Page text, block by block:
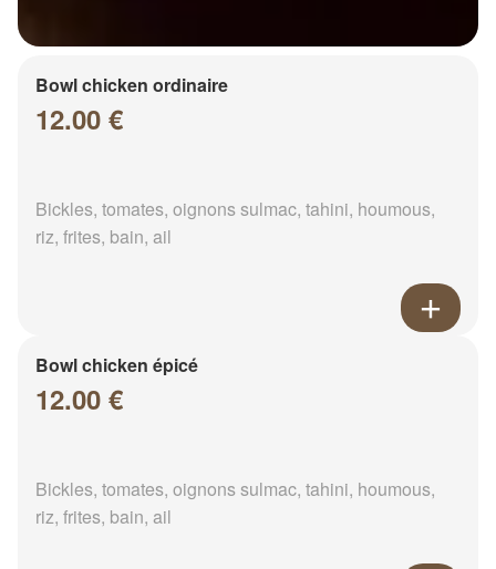
Bowl chicken ordinaire
12.00 €
Bickles, tomates, oignons sulmac, tahini, houmous,
riz, frites, bain, ail
Bowl chicken épicé
12.00 €
Bickles, tomates, oignons sulmac, tahini, houmous,
riz, frites, bain, ail